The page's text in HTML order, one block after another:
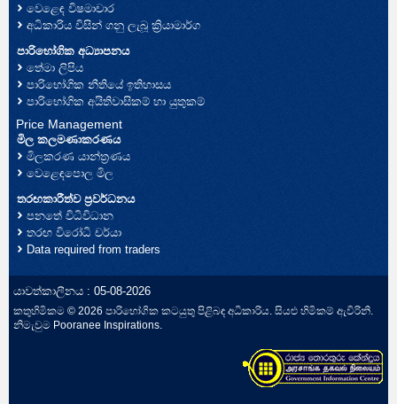
වෙළෙඳ විෂමාචාර
අධිකාරිය විසින් ගනු ලැබූ ක්‍රියාමාර්ග
පාරිභෝගික අධ්‍යාපනය
තේමා ලිපිය
පාරිභෝගික නීතියේ ඉතිහාසය
පාරිභෝගික අයිතිවාසිකම් හා යුතුකම්
Price Management
මිල කලමණාකරණය
මිලකරණ යාන්ත්‍රණය
වෙළෙඳපොල මිල
තරඟකාරීත්ව ප්‍රවර්ධනය
පනතේ විධිවිධාන
තරඟ විරෝධි චර්යා
Data required from traders
යාවත්කාලීනය : 05-08-2026
කතුහිමිකම © 2026 පාරිභෝගික කටයුතු පිළිබඳ අධිකාරිය. සියළු හිමිකම් ඇවිරිනි.
නිමැවුම Pooranee Inspirations